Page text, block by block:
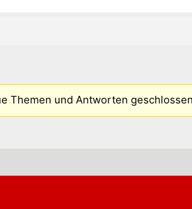
Themen und Antworten